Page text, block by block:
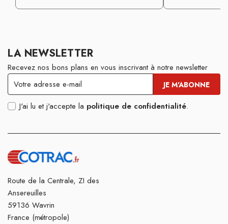
LA NEWSLETTER
Recevez nos bons plans en vous inscrivant à notre newsletter
J'ai lu et j'accepte la politique de confidentialité.
Route de la Centrale, ZI des
Ansereuilles
59136 Wavrin
France (métropole)